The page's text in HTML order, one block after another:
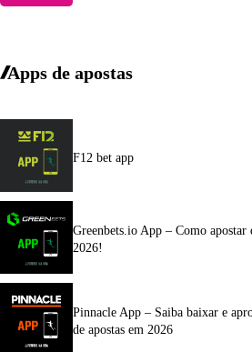
Apps de apostas
F12 bet app
Greenbets.io App – Como apostar
2026!
Pinnacle App – Saiba baixar e
de apostas em 2026